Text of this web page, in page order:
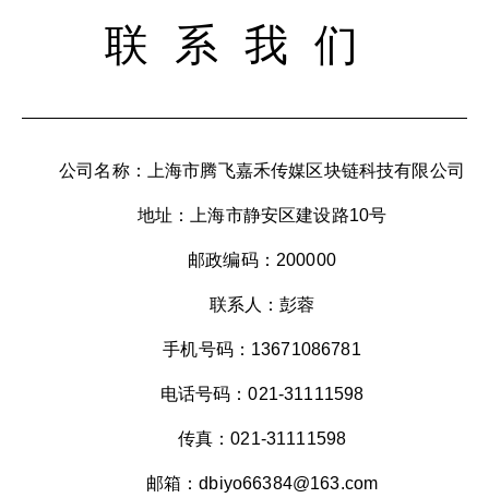
联系我们
公司名称：上海市腾飞嘉禾传媒区块链科技有限公司
地址：上海市静安区建设路10号
邮政编码：200000
联系人：彭蓉
手机号码：13671086781
电话号码：021-31111598
传真：021-31111598
邮箱：dbiyo66384@163.com